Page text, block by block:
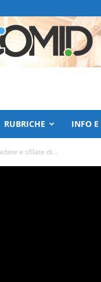
RUBRICHE INFO
e sfilate di...